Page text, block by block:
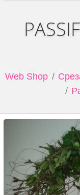
Web Shop